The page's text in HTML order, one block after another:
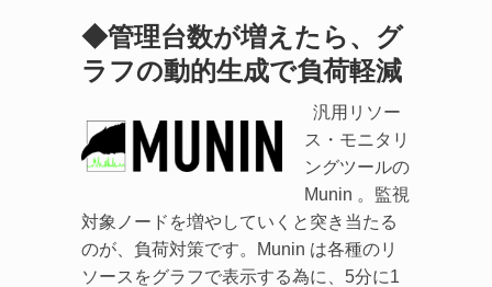
◆管理台数が増えたら、グ
ラフの動的生成で負荷軽減
汎用リソー
ス・モニタリ
ングツールの
Munin 。監視
対象ノードを増やしていくと突き当たる
のが、負荷対策です。Munin は各種のリ
ソースをグラフで表示する為に、5分に1